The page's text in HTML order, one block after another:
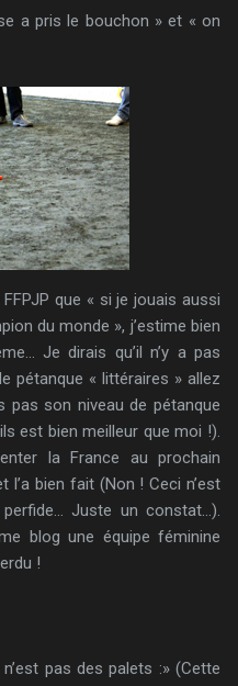
a pris le bouchon » et « on
que « si je jouais aussi
du monde », j’estime bien
Je dirais qu’il n’y a pas
pétanque « littéraires » allez
pas son niveau de pétanque
est bien meilleur que moi !).
la France au prochain
l’a bien fait (Non ! Ceci n’est
Juste un constat…).
blog une équipe féminine
!
pas des palets :» (Cette